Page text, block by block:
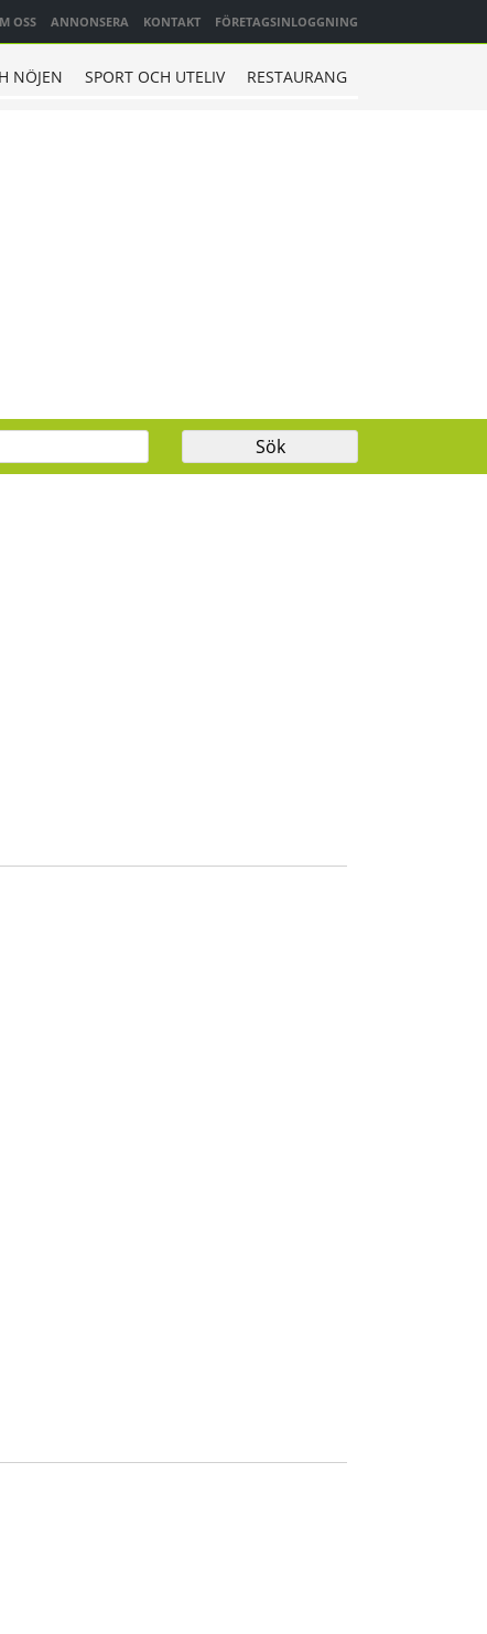
OSS ANNONSERA KONTAKT FÖRETAGSINLOGGNING
NÖJEN SPORT OCH UTELIV RESTAURANG